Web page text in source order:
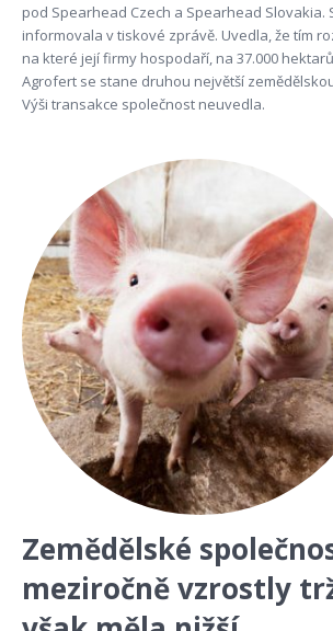
pod Spearhead Czech a Spearhead Slovakia.
informovala v tiskové zprávě. Uvedla, že tím
na které její firmy hospodaří, na 37.000
Agrofert se stane druhou největší
Výši transakce společnost neuvedla.
Zemědělské
meziročně vzrostly